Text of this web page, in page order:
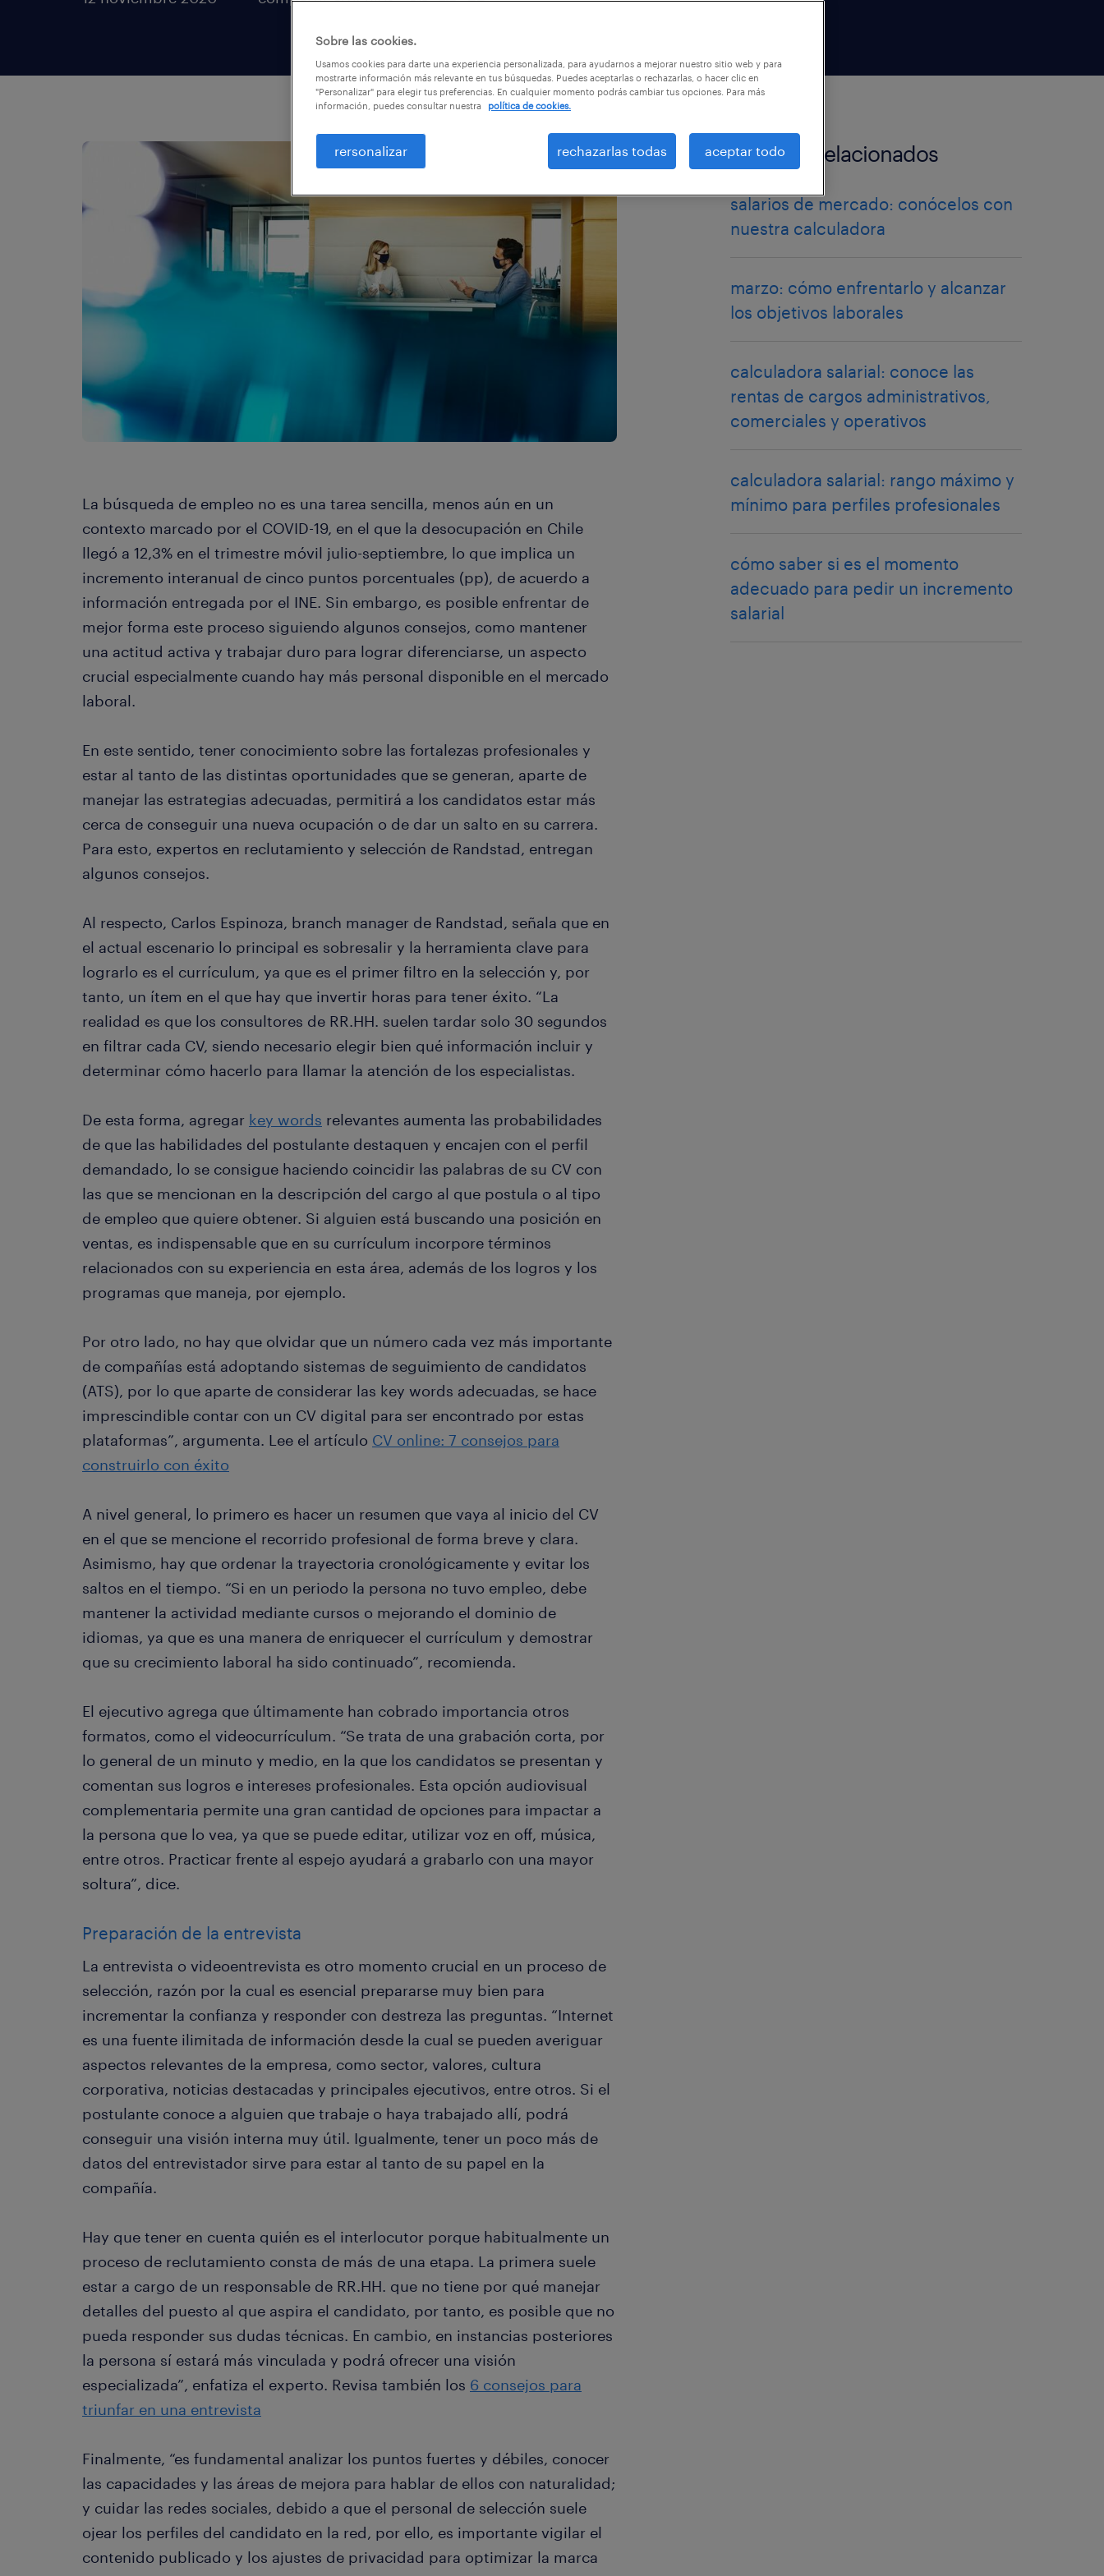
La búsqueda de empleo no es una tarea sencilla, menos aún en un
contexto marcado por el COVID-19, en el que la desocupación en Chile
llegó a 12,3% en el trimestre móvil julio-septiembre, lo que implica un
incremento interanual de cinco puntos porcentuales (pp), de acuerdo a
información entregada por el INE. Sin embargo, es posible enfrentar de
mejor forma este proceso siguiendo algunos consejos, como mantener
una actitud activa y trabajar duro para lograr diferenciarse, un aspecto
crucial especialmente cuando hay más personal disponible en el mercado
laboral.
En este sentido, tener conocimiento sobre las fortalezas profesionales y
estar al tanto de las distintas oportunidades que se generan, aparte de
manejar las estrategias adecuadas, permitirá a los candidatos estar más
cerca de conseguir una nueva ocupación o de dar un salto en su carrera.
Para esto, expertos en reclutamiento y selección de Randstad, entregan
algunos consejos.
Al respecto, Carlos Espinoza, branch manager de Randstad, señala que en
el actual escenario lo principal es sobresalir y la herramienta clave para
lograrlo es el currículum, ya que es el primer filtro en la selección y, por
tanto, un ítem en el que hay que invertir horas para tener éxito. “La
realidad es que los consultores de RR.HH. suelen tardar solo 30 segundos
en filtrar cada CV, siendo necesario elegir bien qué información incluir y
determinar cómo hacerlo para llamar la atención de los especialistas.
De esta forma, agregar key words relevantes aumenta las probabilidades
de que las habilidades del postulante destaquen y encajen con el perfil
demandado, lo se consigue haciendo coincidir las palabras de su CV con
las que se mencionan en la descripción del cargo al que postula o al tipo
de empleo que quiere obtener. Si alguien está buscando una posición en
ventas, es indispensable que en su currículum incorpore términos
relacionados con su experiencia en esta área, además de los logros y los
programas que maneja, por ejemplo.
Por otro lado, no hay que olvidar que un número cada vez más importante
de compañías está adoptando sistemas de seguimiento de candidatos
(ATS), por lo que aparte de considerar las key words adecuadas, se hace
imprescindible contar con un CV digital para ser encontrado por estas
plataformas”, argumenta. Lee el artículo CV online: 7 consejos para
construirlo con éxito
A nivel general, lo primero es hacer un resumen que vaya al inicio del CV
en el que se mencione el recorrido profesional de forma breve y clara.
Asimismo, hay que ordenar la trayectoria cronológicamente y evitar los
saltos en el tiempo. “Si en un periodo la persona no tuvo empleo, debe
mantener la actividad mediante cursos o mejorando el dominio de
idiomas, ya que es una manera de enriquecer el currículum y demostrar
que su crecimiento laboral ha sido continuado”, recomienda.
El ejecutivo agrega que últimamente han cobrado importancia otros
formatos, como el videocurrículum. “Se trata de una grabación corta, por
lo general de un minuto y medio, en la que los candidatos se presentan y
comentan sus logros e intereses profesionales. Esta opción audiovisual
complementaria permite una gran cantidad de opciones para impactar a
la persona que lo vea, ya que se puede editar, utilizar voz en off, música,
entre otros. Practicar frente al espejo ayudará a grabarlo con una mayor
soltura”, dice.
Preparación de la entrevista
La entrevista o videoentrevista es otro momento crucial en un proceso de
selección, razón por la cual es esencial prepararse muy bien para
incrementar la confianza y responder con destreza las preguntas. “Internet
es una fuente ilimitada de información desde la cual se pueden averiguar
aspectos relevantes de la empresa, como sector, valores, cultura
corporativa, noticias destacadas y principales ejecutivos, entre otros. Si el
postulante conoce a alguien que trabaje o haya trabajado allí, podrá
conseguir una visión interna muy útil. Igualmente, tener un poco más de
datos del entrevistador sirve para estar al tanto de su papel en la
compañía.
Hay que tener en cuenta quién es el interlocutor porque habitualmente un
proceso de reclutamiento consta de más de una etapa. La primera suele
estar a cargo de un responsable de RR.HH. que no tiene por qué manejar
detalles del puesto al que aspira el candidato, por tanto, es posible que no
pueda responder sus dudas técnicas. En cambio, en instancias posteriores
la persona sí estará más vinculada y podrá ofrecer una visión
especializada”, enfatiza el experto. Revisa también los 6 consejos para
triunfar en una entrevista
Finalmente, “es fundamental analizar los puntos fuertes y débiles, conocer
las capacidades y las áreas de mejora para hablar de ellos con naturalidad;
y cuidar las redes sociales, debido a que el personal de selección suele
ojear los perfiles del candidato en la red, por ello, es importante vigilar el
contenido publicado y los ajustes de privacidad para optimizar la marca
artículos relacionados
salarios de mercado: conócelos con
nuestra calculadora
marzo: cómo enfrentarlo y alcanzar
los objetivos laborales
calculadora salarial: conoce las
rentas de cargos administrativos,
comerciales y operativos
calculadora salarial: rango máximo y
mínimo para perfiles profesionales
cómo saber si es el momento
adecuado para pedir un incremento
salarial
Sobre las cookies.
Usamos cookies para darte una experiencia personalizada, para ayudarnos a mejorar nuestro sitio web y para
mostrarte información más relevante en tus búsquedas. Puedes aceptarlas o rechazarlas, o hacer clic en
"Personalizar" para elegir tus preferencias. En cualquier momento podrás cambiar tus opciones. Para más
información, puedes consultar nuestra
política de cookies.
rersonalizar rechazarlas todas aceptar todo